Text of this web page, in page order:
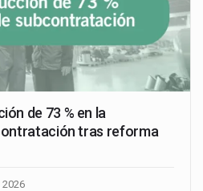
de 73 % en la
tras reforma
2026